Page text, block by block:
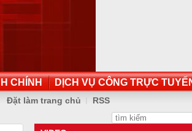
CHÍNH DỊCH VỤ CÔNG TRỰC
Đặt làm trang chủ RSS